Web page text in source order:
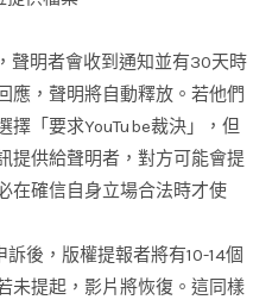
聲明者會收到通知並有30天時
應，聲明將自動釋放。若他們
擇「要求YouTube裁決」，但
提供給聲明者，對方可能會提
在確信自身立場合法時才使
訴後，版權提報者將有10-14個
未提起，影片將恢復。這同樣